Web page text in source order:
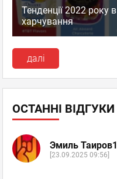
Тенденції 2022 року
харчування
далі
ОСТАННІ
Эмиль Таиров1
[23.09.2025 09:56]